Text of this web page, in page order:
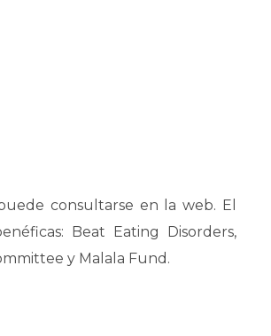
consultarse en la web. El
Beat Eating Disorders,
y Malala Fund.